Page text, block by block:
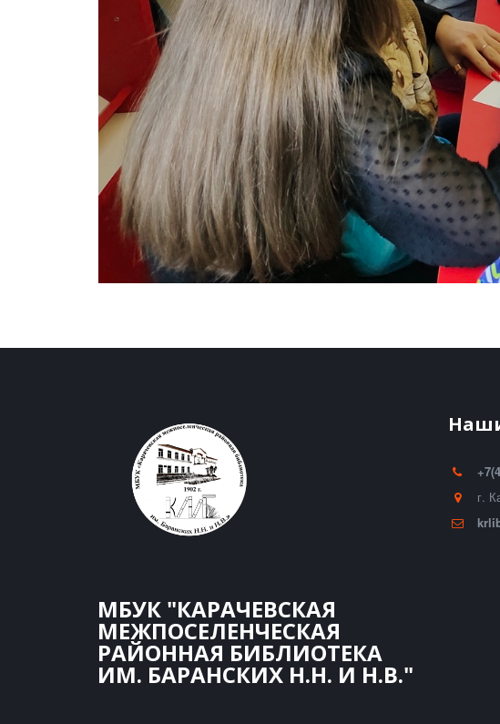
МБУК "КАРАЧЕВСКАЯ
МЕЖПОСЕЛЕНЧЕСКАЯ
РАЙОННАЯ БИБЛИОТЕКА
ИМ. БАРАНСКИХ Н.Н. И Н.В."
г.